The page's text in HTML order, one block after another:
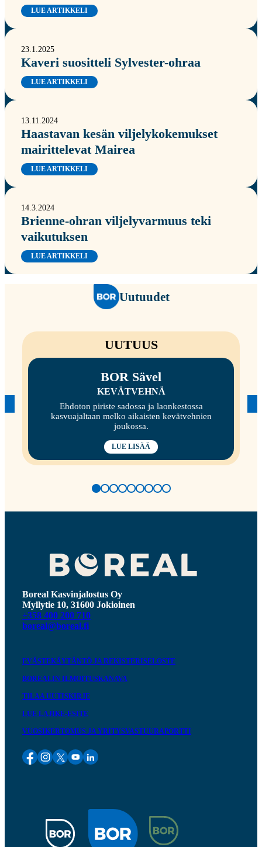
LUE ARTIKKELI
23.1.2025
Kaveri suositteli Sylvester-ohraa
LUE ARTIKKELI
13.11.2024
Haastavan kesän viljelykokemukset
mairittelevat Mairea
LUE ARTIKKELI
14.3.2024
Brienne-ohran viljelyvarmuus teki
vaikutuksen
LUE ARTIKKELI
Uutuudet
UUTUUS
BOR Sävel
KEVÄTVEHNÄ
Ehdoton piriste sadossa ja laonkestossa
kasvuajaltaan melko aikaisten kevätvehnien
joukossa.
LUE LISÄÄ
Boreal Kasvinjalostus Oy
Myllytie 10, 31600 Jokioinen
+358 400 200 710
boreal@boreal.fi
EVÄSTEKÄYTÄNTÖ JA REKISTERISELOSTE
BOREALIN ILMOITUSKANAVA
TILAA UUTISKIRJE
LUE LAJIKE-ESITE
VUOSIKERTOMUS JA YRITYSVASTUURAPORTTI